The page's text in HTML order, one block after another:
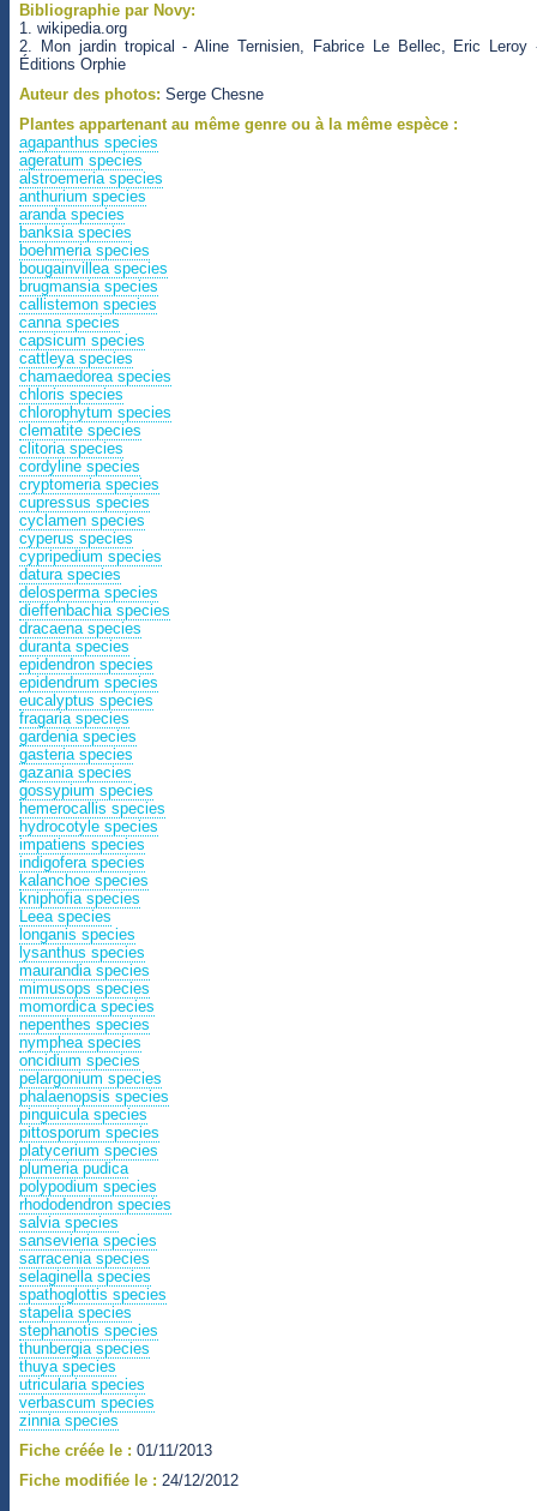
Bibliographie par Novy:
1. wikipedia.org
2. Mon jardin tropical - Aline Ternisien, Fabrice Le Bellec, Eric Leroy
Éditions Orphie
Auteur des photos: Serge Chesne
Plantes appartenant au même genre ou à la même espèce :
agapanthus species
ageratum species
alstroemeria species
anthurium species
aranda species
banksia species
boehmeria species
bougainvillea species
brugmansia species
callistemon species
canna species
capsicum species
cattleya species
chamaedorea species
chloris species
chlorophytum species
clematite species
clitoria species
cordyline species
cryptomeria species
cupressus species
cyclamen species
cyperus species
cypripedium species
datura species
delosperma species
dieffenbachia species
dracaena species
duranta species
epidendron species
epidendrum species
eucalyptus species
fragaria species
gardenia species
gasteria species
gazania species
gossypium species
hemerocallis species
hydrocotyle species
impatiens species
indigofera species
kalanchoe species
kniphofia species
Leea species
longanis species
lysanthus species
maurandia species
mimusops species
momordica species
nepenthes species
nymphea species
oncidium species
pelargonium species
phalaenopsis species
pinguicula species
pittosporum species
platycerium species
plumeria pudica
polypodium species
rhododendron species
salvia species
sansevieria species
sarracenia species
selaginella species
spathoglottis species
stapelia species
stephanotis species
thunbergia species
thuya species
utricularia species
verbascum species
zinnia species
Fiche créée le : 01/11/2013
Fiche modifiée le : 24/12/2012